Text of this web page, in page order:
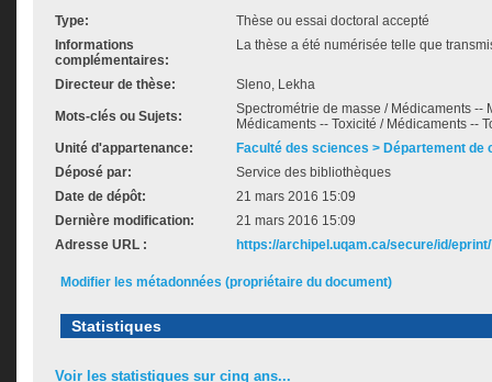
Type:
Thèse ou essai doctoral accepté
Informations
complémentaires:
La thèse a été numérisée telle que
Directeur de thèse: Sleno, Lekha
Mots-clés ou Sujets:
Spectrométrie de masse / Médicaments --
Médicaments -- Toxicité / Médicaments --
Unité d'appartenance:
Faculté des sciences > Département de
Déposé par:
Service des bibliothèques
Date de dépôt:
21 mars 2016 15:09
Dernière modification:
21 mars 2016 15:09
Adresse URL :
https://archipel.uqam.ca/secure/id/
Modifier les métadonnées (propriétaire du document)
Statistiques
Voir les statistiques sur cinq ans...